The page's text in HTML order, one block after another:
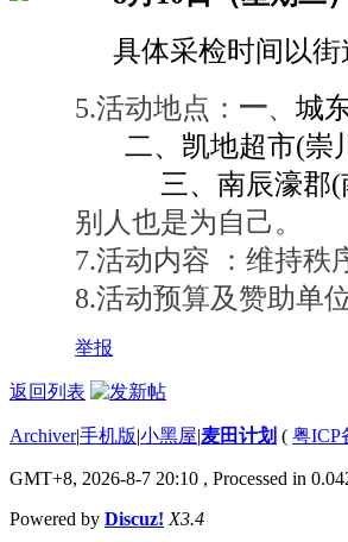
具体采检时间以街
5.活动地点： 一、 城
二、 凯地超市(崇
三、 南辰濠郡(
别人也是为自己。
7.活动内容 ： 维持秩
8.活动预算及赞助单
举报
返回列表
Archiver|手机版|小黑屋|麦田计划 ( 粤ICP
GMT+8, 2026-8-7 20:10 , Processed in
Powered by Discuz! X3.4